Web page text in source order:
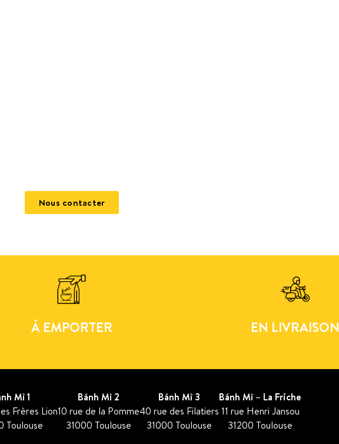
Nous contacter
À EMPORTER EN LIVRAISON
Mì 1
Frères Lion
Toulouse
Bánh Mì 2
10 rue de la Pomme
31000 Toulouse
Bánh Mì 3
40 rue des Filatiers
31000 Toulouse
Bánh Mì – La Friche
11 rue Henri Jansou
31200 Toulouse